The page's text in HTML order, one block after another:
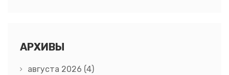
АРХИВЫ
августа 2026 (4)